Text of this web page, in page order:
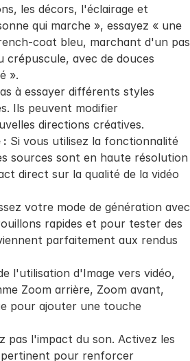
les décors, l'éclairage et
qui marche », essayez « une
coat bleu, marchant d'un pas
crépuscule, avec de douces
».
à essayer différents styles
Ils peuvent modifier
directions créatives.
: Si vous utilisez la fonctionnalité
sources sont en haute résolution
direct sur la qualité de la vidéo
votre mode de génération avec
rapides et pour tester des
parfaitement aux rendus
l'utilisation d'Image vers vidéo,
Zoom arrière, Zoom avant,
pour ajouter une touche
pas l'impact du son. Activez les
pour renforcer